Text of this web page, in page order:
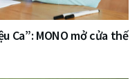
Ca”: MONO mở cửa thế